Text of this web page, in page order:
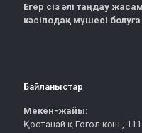
Егер сіз әлі таңдау
кәсіподақ мүшесі
Байланыстар
Мекен-жайы:
Қостанай қ.Гогол көш., 111